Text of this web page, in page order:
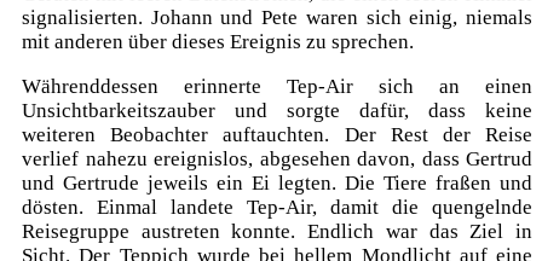
signalisierten. Johann und Pete waren sich einig, niemals
mit anderen über dieses Ereignis zu sprechen.
Währenddessen erinnerte Tep-Air sich an einen
Unsichtbarkeitszauber und sorgte dafür, dass keine
weiteren Beobachter auftauchten. Der Rest der Reise
verlief nahezu ereignislos, abgesehen davon, dass Gertrud
und Gertrude jeweils ein Ei legten. Die Tiere fraßen und
dösten. Einmal landete Tep-Air, damit die quengelnde
Reisegruppe austreten konnte. Endlich war das Ziel in
Sicht. Der Teppich wurde bei hellem Mondlicht auf eine